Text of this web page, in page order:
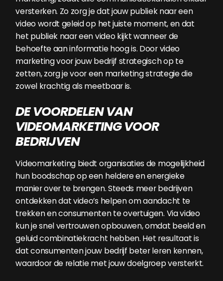
versterken. Zo zorg je dat jouw publiek naar een
video wordt geleid op het juiste moment, en dat
het publiek naar een video kijkt wanneer de
behoefte aan informatie hoog is. Door video
marketing voor jouw bedrijf strategisch op te
zetten, zorg je voor een marketing strategie die
zowel krachtig als meetbaar is.
DE VOORDELEN VAN
VIDEOMARKETING VOOR
BEDRIJVEN
Videomarketing biedt organisaties de mogelijkheid
hun boodschap op een heldere en energieke
manier over te brengen. Steeds meer bedrijven
ontdekken dat video’s helpen om aandacht te
trekken en consumenten te overtuigen. Via video
kun je snel vertrouwen opbouwen, omdat beeld en
geluid combinatiekracht hebben. Het resultaat is
dat consumenten jouw bedrijf beter leren kennen,
waardoor de relatie met jouw doelgroep versterkt.